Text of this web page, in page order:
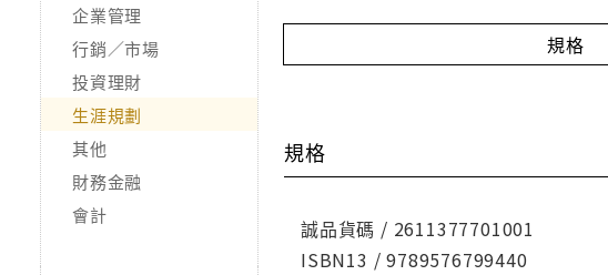
企業管理
行銷／市場
投資理財
生涯規劃
其他
財務金融
會計
規格
規格
誠品貨碼 / 2611377701001
ISBN13 / 9789576799440